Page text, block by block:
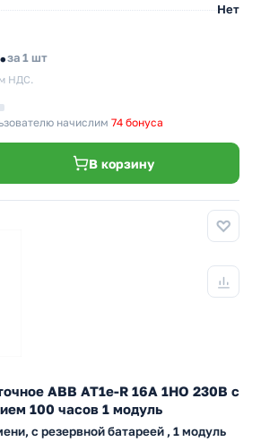
Нет
за 1 шт
НДС.
начислим 74 бонуса
В корзину
ABB AT1e-R 16А 1НО 230В с
100 часов 1 модуль
с резервной батареей , 1 модуль